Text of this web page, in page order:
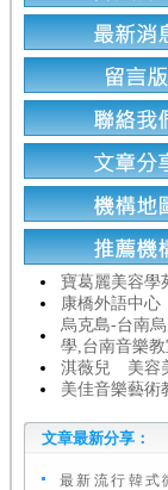
寶葛麗美容學
康橋外語中心
烏克島-台南
學,台南音樂教
淇薇兒 美容
美佳音樂藝術
文章最新分享：
最新流行韓式